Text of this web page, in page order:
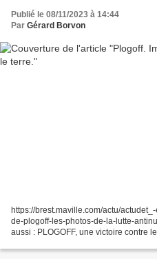
Publié le 08/11/2023 à 14:44
Par Gérard Borvon
https://brest.maville.com/actu/
de-plogoff-les-photos-de-la-lutte-
aussi : PLOGOFF, une victoire contre